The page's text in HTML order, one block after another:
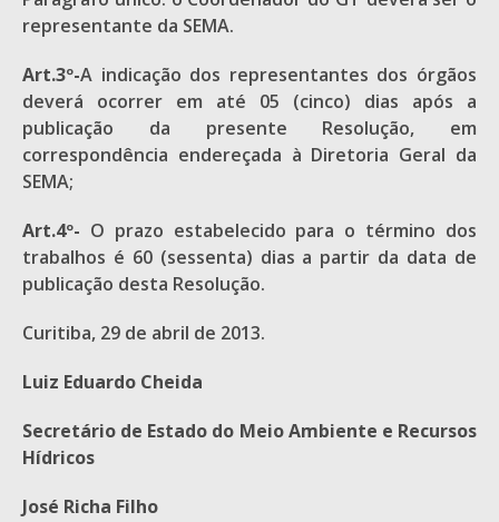
representante da SEMA.
Art.3º-A indicação dos representantes dos órgãos
deverá ocorrer em até 05 (cinco) dias após a
publicação da presente Resolução, em
correspondência endereçada à Diretoria Geral da
SEMA;
Art.4º- O prazo estabelecido para o término dos
trabalhos é 60 (sessenta) dias a partir da data de
publicação desta Resolução.
Curitiba, 29 de abril de 2013.
Luiz Eduardo Cheida
Secretário de Estado do Meio Ambiente e Recursos
Hídricos
José Richa Filho